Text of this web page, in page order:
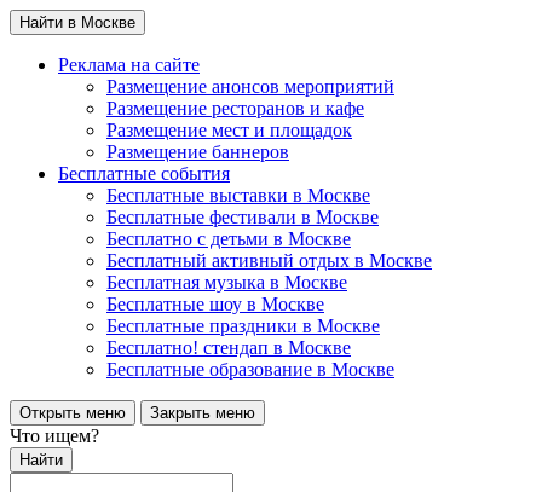
Найти в Москве
Реклама на сайте
Размещение анонсов мероприятий
Размещение ресторанов и кафе
Размещение мест и площадок
Размещение баннеров
Бесплатные события
Бесплатные выставки в Москве
Бесплатные фестивали в Москве
Бесплатно с детьми в Москве
Бесплатный активный отдых в Москве
Бесплатная музыка в Москве
Бесплатные шоу в Москве
Бесплатные праздники в Москве
Бесплатно! стендап в Москве
Бесплатные образование в Москве
Открыть меню Закрыть меню
Что ищем?
Найти